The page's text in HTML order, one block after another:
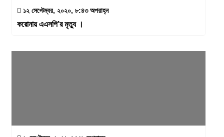
১২ সেপ্টেম্বর, ২০২০, ৮:৪৩ অপরাহ্ন
করোনায় এএসপি’র মৃত্যু ।